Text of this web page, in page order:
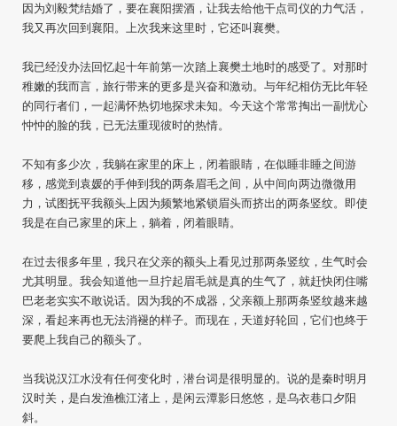
因为刘毅梵结婚了，要在襄阳摆酒，让我去给他干点司仪的力气活，
我又再次回到襄阳。上次我来这里时，它还叫襄樊。
我已经没办法回忆起十年前第一次踏上襄樊土地时的感受了。对那时
稚嫩的我而言，旅行带来的更多是兴奋和激动。与年纪相仿无比年轻
的同行者们，一起满怀热切地探求未知。今天这个常常掏出一副忧心
忡忡的脸的我，已无法重现彼时的热情。
不知有多少次，我躺在家里的床上，闭着眼睛，在似睡非睡之间游
移，感觉到袁媛的手伸到我的两条眉毛之间，从中间向两边微微用
力，试图抚平我额头上因为频繁地紧锁眉头而挤出的两条竖纹。即使
我是在自己家里的床上，躺着，闭着眼睛。
在过去很多年里，我只在父亲的额头上看见过那两条竖纹，生气时会
尤其明显。我会知道他一旦拧起眉毛就是真的生气了，就赶快闭住嘴
巴老老实实不敢说话。因为我的不成器，父亲额上那两条竖纹越来越
深，看起来再也无法消褪的样子。而现在，天道好轮回，它们也终于
要爬上我自己的额头了。
当我说汉江水没有任何变化时，潜台词是很明显的。说的是秦时明月
汉时关，是白发渔樵江渚上，是闲云潭影日悠悠，是乌衣巷口夕阳
斜。